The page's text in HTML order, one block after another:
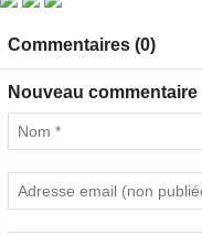
Commentaires (0)
Nouveau commentaire